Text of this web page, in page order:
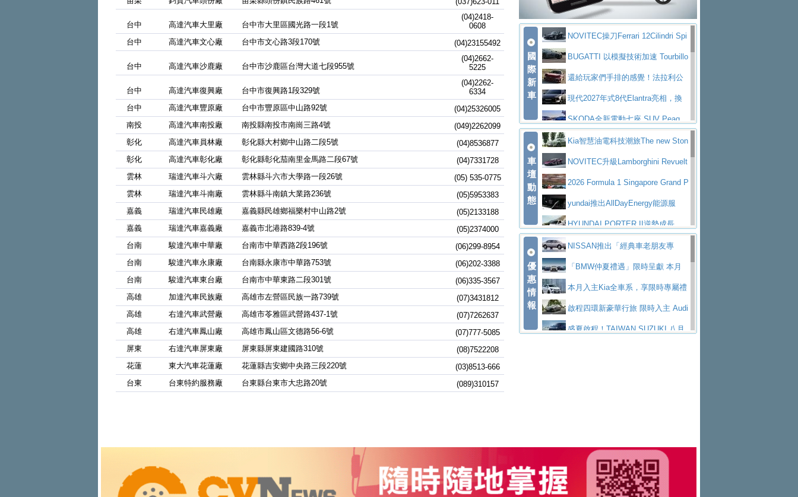
台中 高達汽車大里廠 台中市大里區國光路一段1號
(04)2418-
0608
台中
高達汽車文心廠 台中市文心路3段170號 (04)23155492
台中 高達汽車沙鹿廠 台中市沙鹿區台灣大道七段955號
(04)2662-
5225
台中 高達汽車復興廠 台中市復興路1段329號
(04)2262-
6334
台中
高達汽車豐原廠 台中市豐原區中山路92號
(04)25326005
南投
高達汽車南投廠 南投縣南投市南崗三路4號
(049)2262099
彰化
高達汽車員林廠 彰化縣大村鄉中山路二段5號
(04)8536877
彰化
高達汽車彰化廠 彰化縣彰化茄南里金馬路二段67號
(04)7331728
雲林
瑞達汽車斗六廠 雲林縣斗六市大學路一段26號
(05) 535-0775
雲林
瑞達汽車斗南廠 雲林縣斗南鎮大業路236號
(05)5953383
嘉義
瑞達汽車民雄廠 嘉義縣民雄鄉福樂村中山路2號
(05)2133188
嘉義
瑞達汽車嘉義廠 嘉義市北港路839-4號
(05)2374000
台南
駿達汽車中華廠 台南市中華西路2段196號
(06)299-8954
台南
駿達汽車永康廠 台南縣永康市中華路753號
(06)202-3388
台南
駿達汽車東台廠 台南市中華東路二段301號
(06)335-3567
高雄
加達汽車民族廠 高雄市左營區民族一路739號
(07)3431812
高雄
右達汽車武營廠 高雄市苓雅區武營路437-1號
(07)7262637
高雄
右達汽車鳳山廠 高雄市鳳山區文德路56-6號
(07)777-5085
屏東
右達汽車屏東廠 屏東縣屏東建國路310號
(08)7522208
花蓮
東大汽車花蓮廠 花蓮縣吉安鄉中央路三段220號
(03)8513-666
台東
台東特約服務廠 台東縣台東市大忠路20號 (089)310157
不是對手正宗年鑑2025年全球自動車年鑑1月
下旬問世！2024第六屆ISUZU運轉職人挑戰賽
首度前進南台灣熱烈開戰
豪華電能休旅新星 Audi Q4 Sportba
ck 55 e-tron S lineScania Taiwan 逆風而行，加深力
道投資布局
座純電旗艦 SUV，行李廂最大可達 935 公
升
全新純電 Mercedes-Benz C 400 4
MATIC Electric 登場
奢華與科技大躍進，MAZDA全新3
代CX-5全方位進化提前亮相並展開預售94.9
萬起
馬自達公布 2027 年式 MX-5 更
新，新增 Yakudo 特別版
Skoda Peaq 發表全新電動動力系
統 最長續航逾 640 公里、支援雙向供電
BMW M2 首度導入 xDrive 四驅，
美國與瑞士需求成關鍵推手
The all-new T-Roc 魅力 自成焦點
Maserati GT2 Stradale「Tribute to
MC12」全球首度亮相
迎接 RANGE ROVER 品牌家族第
五位成員 全新 RANGE ROVER GT 預告登
場
造型華麗時尚、科技座艙再進化，P
eugeot 208小改款發表上市94.8萬起
國
際
新
車
NOVITEC操刀Ferrari 12Cilindri Spi
der 碳纖維空力、鍛造輪圈與Inconel排氣
上身
BUGATTI 以模擬技術加速 Tourbillo
n 動態開發還給玩家們手排的感覺！法拉利公
布12Cilidri Manaule手排超跑產品細節
現代2027年式8代Elantra亮相，換
裝更銳利的造型、更先進的資訊娛樂系統及
更高效的動力
SKODA全新電動七座 SUV Peaq
問世，擁有品牌史上最寬敞且豪華的座艙
AUDI推出首款高性能油電超跑Nuvo
lari，0到100公里加速2.6秒、極速350公里
／小時
百年三叉戟傳奇再啟程 Maserati 重
返 1000 Miglia 傳承競速榮耀
法拉利首款純電跑車Luce亮相，最
大馬力超過1000匹並具備530公里最大續航
里程
小車大空間、座艙科技更先進，SK
ODA發表全新純電跨界休旅Eipq祭平民化車
價89萬起
賓士AMG.EA專屬平台首作，Merc
edes-AMG 全新GT 4-Door Coupe全球首發
福斯推出首款GTI純電性能掀背ID.
Polo GTI，擁有226匹馬力和零百加速 6.8
秒的實力
Jaguar 公布四門 GT車款正式車名
為JAGUAR TYPE 01
終於跟上進度，LEXUS發表首款三
排六座純電旗艦休旅 TZ
有錢也買不到的Golf R！福斯打造
全新Golf R 24h賽車將挑戰紐柏林24小時耐
SKODA公布全新小型純電跨界休旅
製造日本重新貼牌全新4代Insight純電動休
旅
車
壇
動
態
Kia智慧油電科技潮旅The new Ston
ic 1-7月累計銷量創歷史新高
NOVITEC升級Lamborghini Revuelt
o 綜效輸出增至1,048匹
2026 Formula 1 Singapore Grand P
rix 新加坡大獎賽 Audi 極速之旅開放報名
yundai推出AllDayEnergy能源服
務 讓電動車化身行動儲能系統
HYUNDAI PORTER II逆勢成長，
勇奪中型貨車銷售冠軍
父親節霸氣獻禮！PGO 威力125 最
低入手價 $60,900 起 省油ｘ安全ｘ大空間
陪爸爸輕鬆
福斯商旅挺頭家 推出「德系質感 精
算圓夢」專案和運租車榮獲國家品牌玉山獎 以智
慧移動與綠能創新
Volvo Trucks 承諾成為高科技供應
鏈的可靠夥伴XFORCE攜手臺南祀典大天后宮 試
new T-Roc 品牌大使 攜手Volkswagen展現
不被定義的
匠心淬鍊展現世代躍進 ALL-NEW
MAZDA CX-5 延長保固禮遇限時實施
2026 Honda Motorcycle Cruiser 風
格騎士趴圓滿落幕 風格由你定義！一起騎
全台最速充電樁降臨桃園！ 華城電
優
惠
情
報
NISSAN推出「經典車老朋友專
案」 以匠人精神煥新珍品座駕
「BMW仲夏禮遇」限時呈獻 本月
入主即享尊榮豪華五星假期 多元優購方案
同步實施
本月入主Kia全車系，享限時專屬禮
遇 啟程四環新豪華行旅 限時入主 Audi
A6 旗艦陣容 低月付5,888元起及3 年乙式險
盛夏啟程！TAIWAN SUZUKI 八月
程」 全車系享 5 年
裝曜黑風格套件 含舊換新60萬內輕鬆入手
暑假購車趁現在！ PGO 全車系一
日限定賞車會 指定車款送3,000元加油卡
特斯拉掀充電價格戰 EVOASIS推
訂閱制假日最低5.25元會員優惠
Honda Motorcycle攜手築間餐飲集